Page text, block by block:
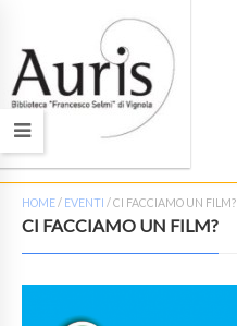
HOME/ EVENTI /CI FACCIAMO UN FILM?
CI FACCIAMO UN FILM?